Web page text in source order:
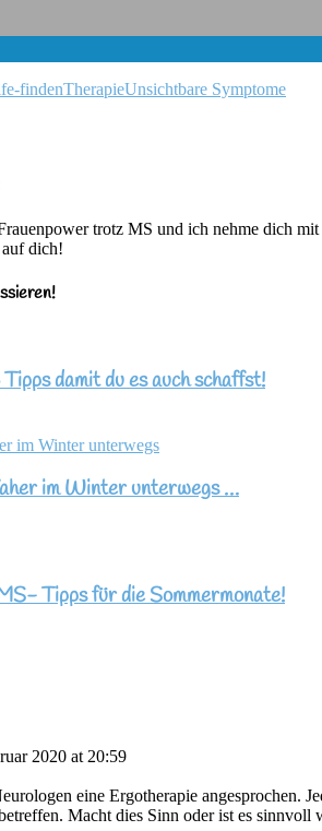
findenTherapieUnsichtbare Symptome
trotz MS und ich nehme dich
dich!
damit du es auch schaffst!
im Winter unterwegs …
Tipps für die Sommermonate!
2020 at 20:59
eine Ergotherapie angesprochen.
Macht dies Sinn oder ist es sinnvoll